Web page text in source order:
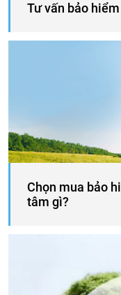
Tư vấn bảo
Chọn mua bảo
tâm gì?